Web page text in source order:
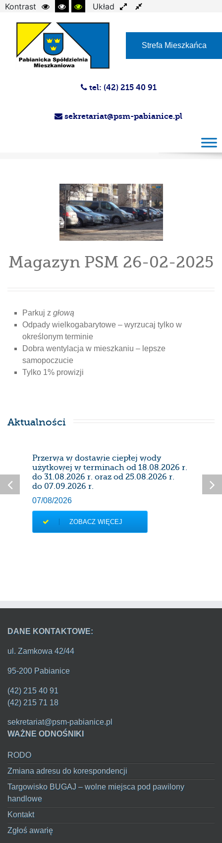
Kontrast
Układ
Strefa Mieszkańca
tel: (42) 215 40 91
sekretariat@psm-pabianice.pl
Magazyn PSM 26-02-2025
Parkuj z głową
Odpady wielkogabarytowe – wyrzucaj tylko w
określonym terminie
Dobra wentylacja w mieszkaniu – lepsze
samopoczucie
Tylko 1% prowizji
Aktualności
Przerwa w dostawie ciepłej wody
użytkowej w terminach od 18.08.2026 r.
do 31.08.2026 r. oraz od 25.08.2026 r.
do 07.09.2026 r.
07/08/2026
ZOBACZ WIĘCEJ
DANE KONTAKTOWE:
ul. Zamkowa 42/44
95-200 Pabianice
(42) 215 40 91
(42) 215 71 18
sekretariat@psm-pabianice.pl
WAŻNE ODNOŚNIKI
RODO
Zmiana adresu do korespondencji
Targowisko BUGAJ – wolne miejsca pod pawilony
handlowe
Kontakt
Zgłoś awarię